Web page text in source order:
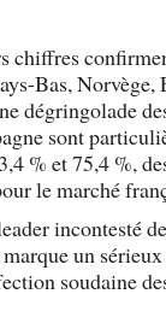
chiffres
Bas, Norvège,
dégringolade
sont
% et 75,4 %,
le marché
incontesté
un
soudaine